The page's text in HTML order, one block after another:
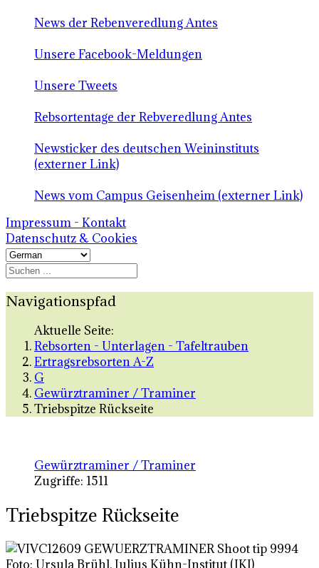
News der Rebenveredlung Antes
Unsere Facebook-Meldungen
Unsere Tweets
Rebsortentage der Rebveredlung Antes
Newsticker des deutschen Weininstituts
(externer Link)
News vom Campus Geisenheim (externer Link)
Impressum - Kontakt
Datenschutz & Cookies
Navigationspfad
Aktuelle Seite:
Rebsorten - Unterlagen - Tafeltrauben
Ertragsrebsorten A-Z
G
Gewürztraminer / Traminer
Triebspitze Rückseite
Gewürztraminer / Traminer
Zugriffe: 1511
Triebspitze Rückseite
Foto: Ursula Brühl, Julius Kühn-Institut (JKI)